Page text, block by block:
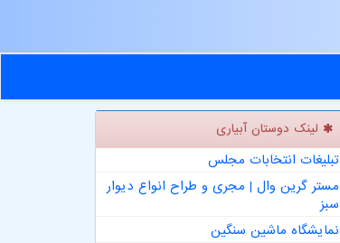
لینک دوستان آبیاری
تبلیغات انتخابات مجلس
مستر گرین وال | مجری و طراح انواع دیوار
سبز
نمایشگاه ماشین سنگین